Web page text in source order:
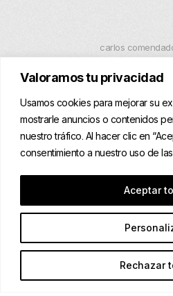
Valoramos tu privacidad
Usamos cookies para mejorar su
mostrarle anuncios o contenidos
nuestro tráfico. Al hacer clic en
consentimiento a nuestro uso de
Rechazar
Aceptar
carlos
configurar
aviso legal
ayudas